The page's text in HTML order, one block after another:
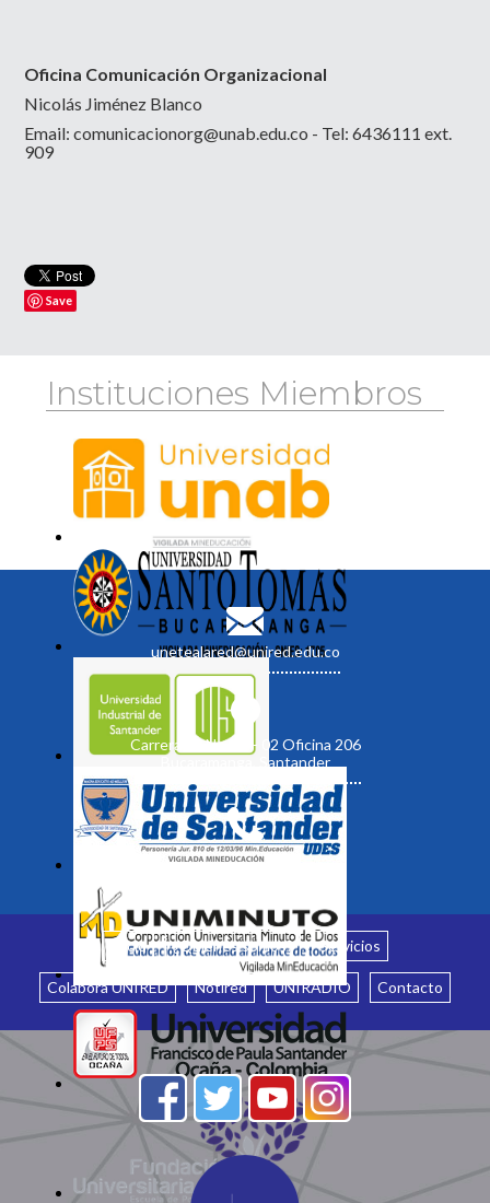
Oficina Comunicación Organizacional
Nicolás Jiménez Blanco
Email:comunicacionorg@unab.edu.co - Tel: 6436111 ext.
909
Save
Instituciones Miembros
unetealared@unired.edu.co
Carrera 19 No. 35 - 02 Oficina 206
Bucaramanga, Santander
Inicio ¿Quiénes somos? Servicios
Colabora UNIRED Notired UNIRADIO Contacto